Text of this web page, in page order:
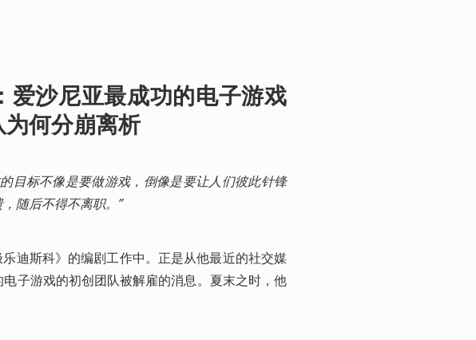
爱沙尼亚最成功的电子游戏
为何分崩离析
目标不像是要做游戏，倒像是要让人们彼此针锋
随后不得不离职。”
迪斯科》的编剧工作中。正是从他最近的社交媒
子游戏的初创团队被解雇的消息。夏末之时，他